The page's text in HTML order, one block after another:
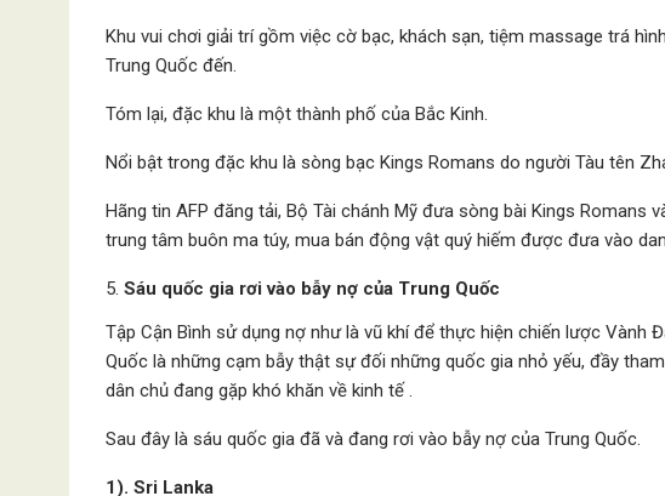
Khu vui chơi giải trí gồm việc cờ bạc, khách sạn, tiệm massage trá
Trung Quốc đến.
Tóm lại, đặc khu là một thành phố của Bắc Kinh.
Nổi bật trong đặc khu là sòng bạc Kings Romans do người Tàu tên
Hãng tin AFP đăng tải, Bộ Tài chánh Mỹ đưa sòng bài Kings
trung tâm buôn ma túy, mua bán động vật quý hiếm được đưa vào
Sáu quốc gia rơi vào bẫy nợ của Trung Quốc
Tập Cận Bình sử dụng nợ như là vũ khí để thực hiện chiến lược Vành
Quốc là những cạm bẫy thật sự đối những quốc gia nhỏ yếu, đầy
dân chủ đang gặp khó khăn về kinh tế .
Sau đây là sáu quốc gia đã và đang rơi vào bẫy nợ của Trung Quốc.
1). Sri Lanka